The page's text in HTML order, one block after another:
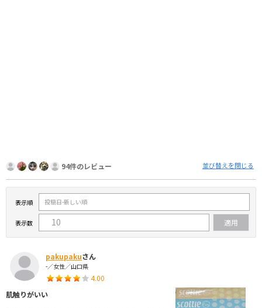
94件のレビュー 並び替えを閉じる
表示順
表示数
pakupakuさん
-／女性／山口県
4.00
肌触りがいい